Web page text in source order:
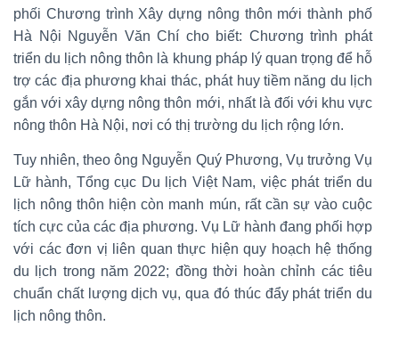
phối Chương trình Xây dựng nông thôn mới thành phố
Hà Nội Nguyễn Văn Chí cho biết: Chương trình phát
triển du lịch nông thôn là khung pháp lý quan trọng để hỗ
trợ các địa phương khai thác, phát huy tiềm năng du lịch
gắn với xây dựng nông thôn mới, nhất là đối với khu vực
nông thôn Hà Nội, nơi có thị trường du lịch rộng lớn.
Tuy nhiên, theo ông Nguyễn Quý Phương, Vụ trưởng Vụ
Lữ hành, Tổng cục Du lịch Việt Nam, việc phát triển du
lịch nông thôn hiện còn manh mún, rất cần sự vào cuộc
tích cực của các địa phương. Vụ Lữ hành đang phối hợp
với các đơn vị liên quan thực hiện quy hoạch hệ thống
du lịch trong năm 2022; đồng thời hoàn chỉnh các tiêu
chuẩn chất lượng dịch vụ, qua đó thúc đẩy phát triển du
lịch nông thôn.